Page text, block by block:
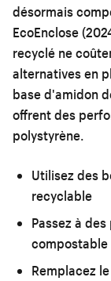
désormais
EcoEnclose
recyclé ne
alternatives en
base d'amidon
offrent des
polystyrène.
Utilisez des
recyclable
Passez à
compostable
Remplacez